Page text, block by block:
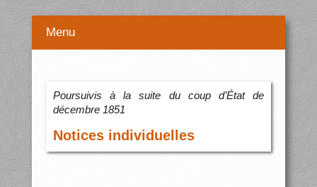
Menu
Poursuivis à la suite du coup d’État de
décembre 1851
Notices individuelles